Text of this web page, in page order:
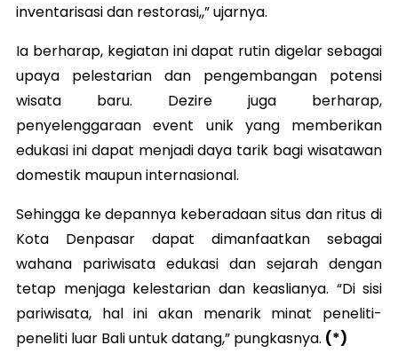
inventarisasi dan restorasi,,” ujarnya.
Ia berharap, kegiatan ini dapat rutin digelar sebagai
upaya pelestarian dan pengembangan potensi
wisata baru. Dezire juga berharap,
penyelenggaraan event unik yang memberikan
edukasi ini dapat menjadi daya tarik bagi wisatawan
domestik maupun internasional.
Sehingga ke depannya keberadaan situs dan ritus di
Kota Denpasar dapat dimanfaatkan sebagai
wahana pariwisata edukasi dan sejarah dengan
tetap menjaga kelestarian dan keaslianya. “Di sisi
pariwisata, hal ini akan menarik minat peneliti-
peneliti luar Bali untuk datang,” pungkasnya. (*)